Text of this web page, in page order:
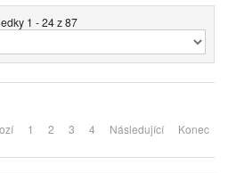
1 - 24 z 87
1 2 3 4 Následující Konec